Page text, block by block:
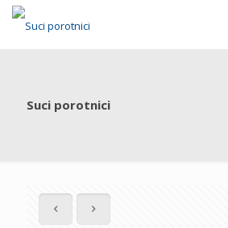
Suci porotnici